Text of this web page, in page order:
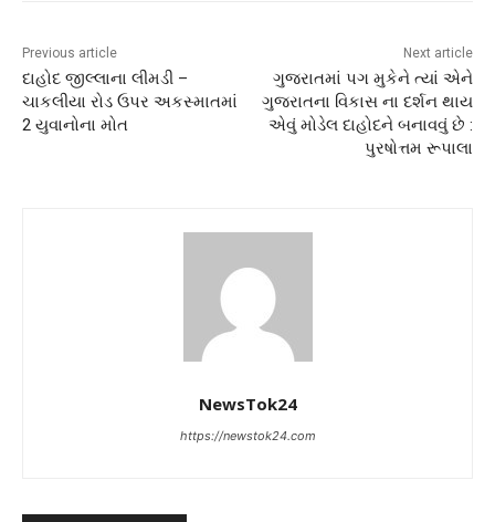
Previous article
દાહોદ જીલ્લાના લીમડી –
ચાકલીયા રોડ ઉપર અકસ્માતમાં
2 યુવાનોના મોત
Next article
ગુજરાતમાં પગ મુકેને ત્યાં એને
ગુજરાતના વિકાસ ના દર્શન થાય
એવું મોડેલ દાહોદને બનાવવું છે :
પુરષોત્તમ રૂપાલા
NewsTok24
https://newstok24.com